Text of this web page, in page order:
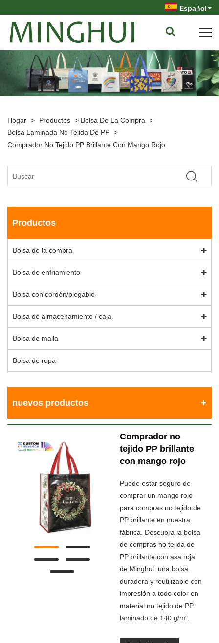
Español
Hogar > Productos > Bolsa De La Compra >
Bolsa Laminada No Tejida De PP >
Comprador No Tejido PP Brillante Con Mango Rojo
Productos
Bolsa de la compra
Bolsa de enfriamiento
Bolsa con cordón/plegable
Bolsa de almacenamiento / caja
Bolsa de malla
Bolsa de ropa
nuevos productos
Comprador no
tejido PP brillante
con mango rojo
Puede estar seguro de
comprar un mango rojo
para compras no tejido de
PP brillante en nuestra
fábrica. Descubra la bolsa
de compras no tejida de
PP brillante con asa roja
de Minghui: una bolsa
duradera y reutilizable con
impresión a todo color en
material no tejido de PP
laminado de 140 g/m².